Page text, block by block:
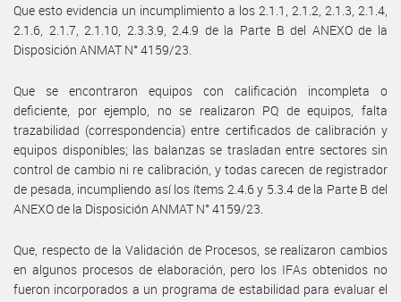
Que esto evidencia un incumplimiento a los 2.1.1, 2.1.2, 2.1.3, 2.1.4,
2.1.6, 2.1.7, 2.1.10, 2.3.3.9, 2.4.9 de la Parte B del ANEXO de la
Disposición ANMAT N° 4159/23.
Que se encontraron equipos con calificación incompleta o
deficiente, por ejemplo, no se realizaron PQ de equipos, falta
trazabilidad (correspondencia) entre certificados de calibración y
equipos disponibles; las balanzas se trasladan entre sectores sin
control de cambio ni re calibración, y todas carecen de registrador
de pesada, incumpliendo así los ítems 2.4.6 y 5.3.4 de la Parte B del
ANEXO de la Disposición ANMAT N° 4159/23.
Que, respecto de la Validación de Procesos, se realizaron cambios
en algunos procesos de elaboración, pero los IFAs obtenidos no
fueron incorporados a un programa de estabilidad para evaluar el